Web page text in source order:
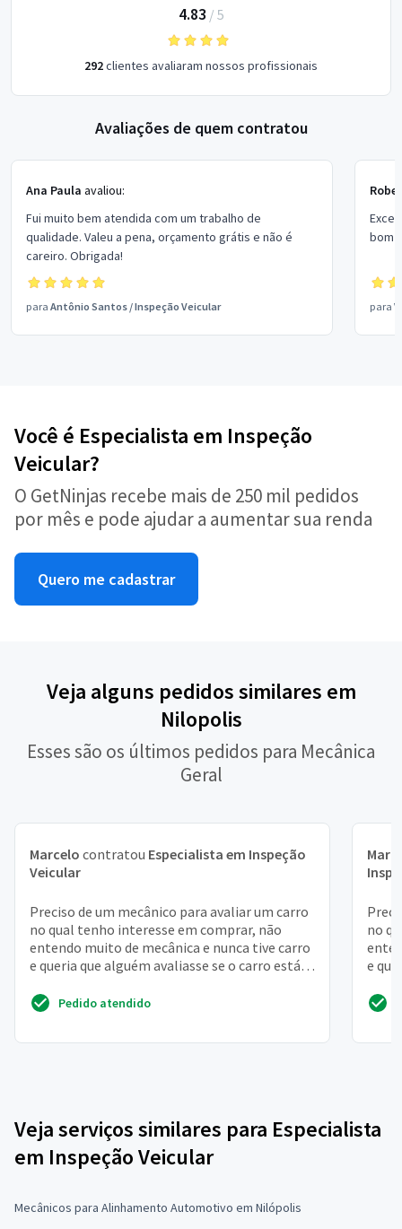
4.83 / 5
292clientes avaliaram nossos profissionais
Avaliações de quem contratou
Ana Paula avaliou:
Fui muito bem atendida com um trabalho de
qualidade. Valeu a pena, orçamento grátis e não é
careiro. Obrigada!
para Antônio Santos /Inspeção Veicular
bom
para
Você é Especialista em Inspeção
Veicular?
O GetNinjas recebe mais de 250 mil pedidos
por mês e pode ajudar a aumentar sua renda
Quero me cadastrar
Veja alguns pedidos similares em
Nilopolis
Esses são os últimos pedidos para Mecânica
Geral
Marcelo contratou Especialista em Inspeção
Veicular
Preciso de um mecânico para avaliar um carro
no qual tenho interesse em comprar, não
entendo muito de mecânica e nunca tive carro
e queria que alguém avaliasse se o carro está
Pedido atendido
no
e
Veja serviços similares para Especialista
em Inspeção Veicular
Mecânicos para Alinhamento Automotivo em Nilópolis